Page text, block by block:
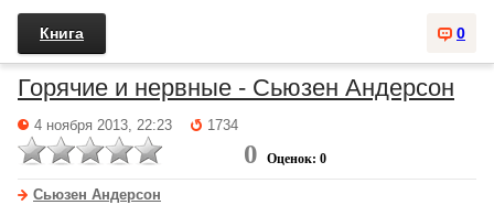
0
Книга
Горячие и нервные - Сьюзен Андерсон
4 ноября 2013, 22:23 1734
0 Оценок: 0
Сьюзен Андерсон